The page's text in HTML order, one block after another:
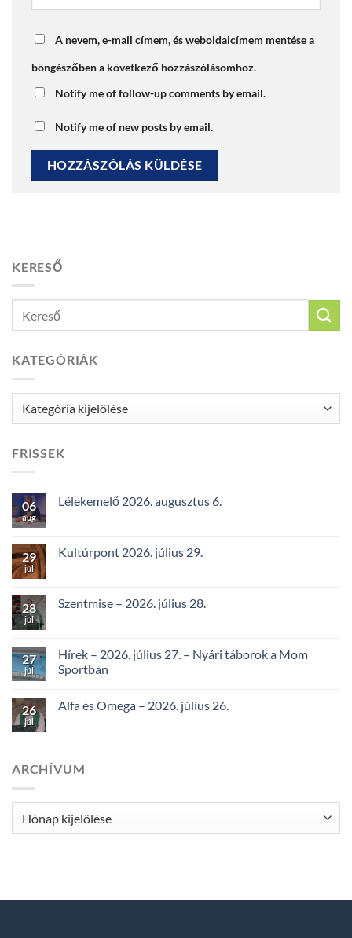
A nevem, e-mail címem, és weboldalcímem mentése a
böngészőben a következő hozzászólásomhoz.
Notify me of follow-up comments by email.
Notify me of new posts by email.
KERESŐ
KATEGÓRIÁK
Kategóriák
FRISSEK
06
aug
Lélekemelő 2026. augusztus 6.
29
júl
Kultúrpont 2026. július 29.
28
júl
Szentmise – 2026. július 28.
27
júl
Hírek – 2026. július 27. – Nyári táborok a Mom
Sportban
26
júl
Alfa és Omega – 2026. július 26.
ARCHÍVUM